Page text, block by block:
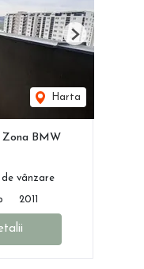
Harta
Next
BMW
vânzare
2011